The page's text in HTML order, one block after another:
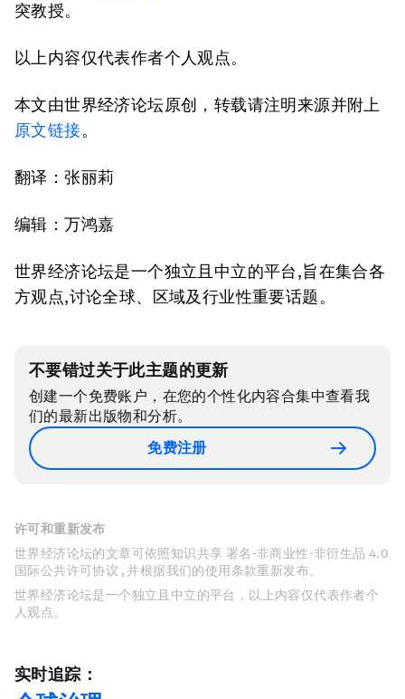
突教授。
以上内容仅代表作者个人观点。
本文由世界经济论坛原创，转载请注明来源并附上
原文链接。
翻译：张丽莉
编辑：万鸿嘉
世界经济论坛是一个独立且中立的平台,旨在集合各
方观点,讨论全球、区域及行业性重要话题。
不要错过关于此主题的更新
创建一个免费账户，在您的个性化内容合集中查看我
们的最新出版物和分析。
免费注册
许可和重新发布
世界经济论坛的文章可依照知识共享 署名-非商业性-非衍生品 4.0
国际公共许可协议 , 并根据我们的使用条款重新发布。
世界经济论坛是一个独立且中立的平台，以上内容仅代表作者个
人观点。
实时追踪：